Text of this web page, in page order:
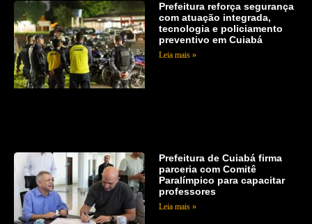
Prefeitura reforça segurança
com atuação integrada,
tecnologia e policiamento
preventivo em Cuiabá
Leia mais »
Prefeitura de Cuiabá firma
parceria com Comitê
Paralímpico para capacitar
professores
Leia mais »